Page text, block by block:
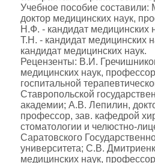
Учебное пособие составили:
доктор медицинских наук,
Н.Ф. - кандидат медицинских
Т.Н. - кандидат медицинских
кандидат медицинских наук.
Рецензенты: В.И.
медицинских наук,
госпитальной
Ставропольской
академии; А.В. Лепилин,
профессор, зав. кафедрой
стоматологии и челюстно-
Саратовского
университета; С.В.
медицинских наук,